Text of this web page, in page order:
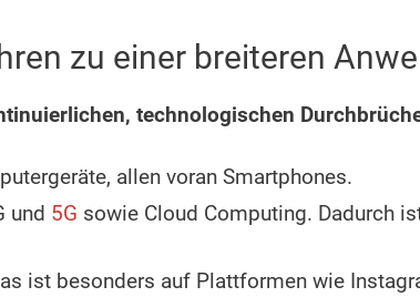
zu einer breiteren
technologischen
allen voran Smartphones.
und 5G sowie Cloud Computing. Dadurch
ist besonders auf Plattformen wie